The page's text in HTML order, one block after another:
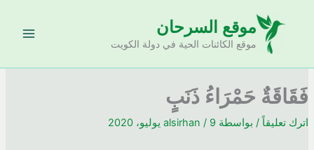
موقع السرحان
موقع الكائنات الحية في دولة الكويت
فَقَاقَةٌ حَمْرَاءُ ذَنَبٍ
اترك تعليقاً / بواسطة alsirhan/ 9 يوليو، 2020